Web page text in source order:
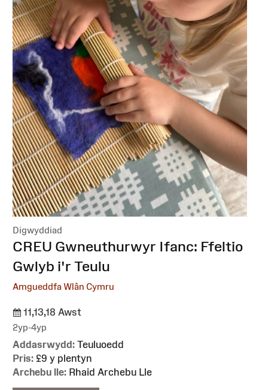
Digwyddiad
:CREU Gwneuthurwyr Ifanc: Ffeltio
Gwlyb i'r Teulu
Amgueddfa Wlân Cymru
11,13,18 Awst
2yp-4yp
Addasrwydd: Teuluoedd
Pris: £9 y plentyn
Archebu lle: Rhaid Archebu Lle